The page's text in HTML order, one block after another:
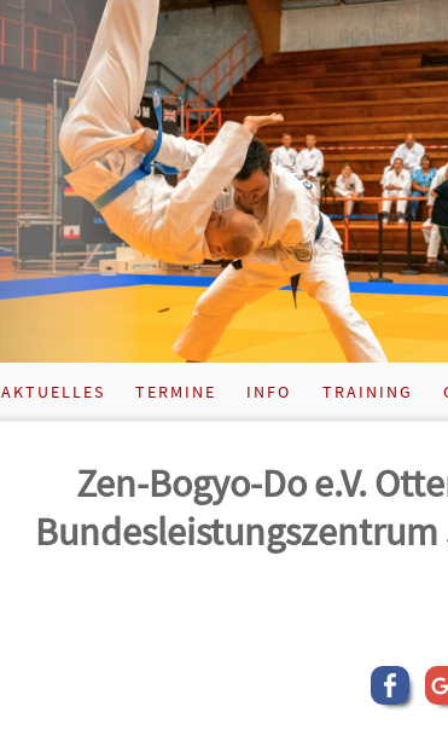
AKTUELLES TERMINE INFO TRAINING
Zen-Bogyo-Do e.V.